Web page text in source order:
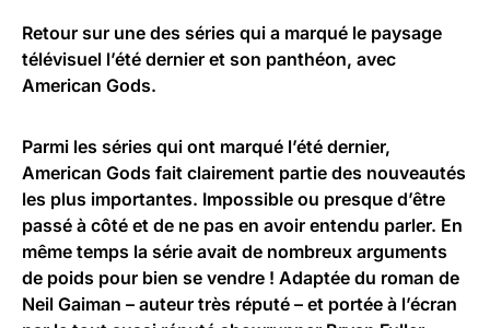
Retour sur une des séries qui a marqué le paysage
télévisuel l’été dernier et son panthéon, avec
American Gods.
Parmi les séries qui ont marqué l’été dernier,
American Gods fait clairement partie des nouveautés
les plus importantes. Impossible ou presque d’être
passé à côté et de ne pas en avoir entendu parler. En
même temps la série avait de nombreux arguments
de poids pour bien se vendre ! Adaptée du roman de
Neil Gaiman – auteur très réputé – et portée à l’écran